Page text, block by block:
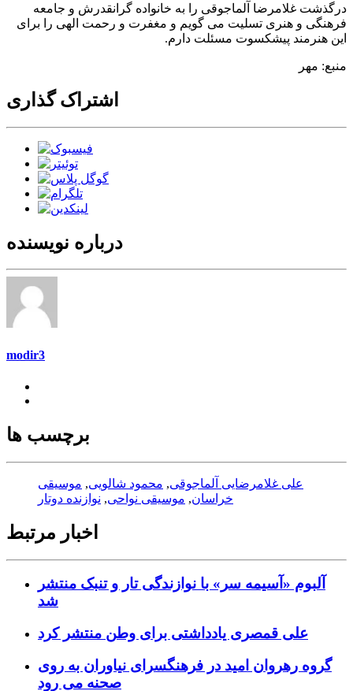
درگذشت غلامرضا آلماجوقی را به خانواده گرانقدرش و جامعه
فرهنگی و هنری تسلیت می گویم و مغفرت و رحمت الهی را برای
این هنرمند پیشکسوت مسئلت دارم.
منبع: مهر
اشتراک گذاری
درباره نویسنده
modir3
برچسب ها
علی غلامرضایی آلماجوقی, محمود شالویی, موسیقی
خراسان, موسیقی نواحی, نوازنده دوتار
اخبار مرتبط
آلبوم «آسیمه سر» با نوازندگی تار و تنبک منتشر
شد
علی قمصری یادداشتی برای وطن منتشر کرد
گروه رهروان امید در فرهنگسرای نیاوران به روی
صحنه می رود